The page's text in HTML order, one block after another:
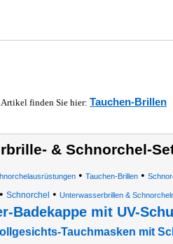
finden Sie hier: Tauchen-Brillen
& Schnorchel-
• Tauchen-Brillen •
• Schnorchel • Unterwasserbrillen &
Badekappe mit UV-
Tauchmasken mit